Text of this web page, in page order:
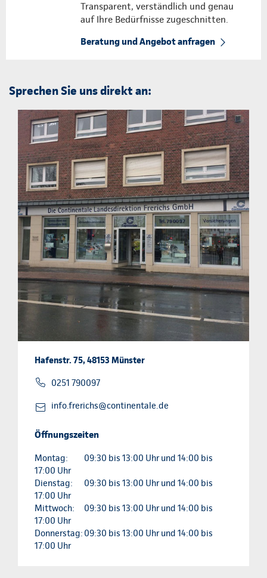
Transparent, verständlich und genau
auf Ihre Bedürfnisse zugeschnitten.
Beratung und Angebot anfragen
Sprechen Sie uns direkt an:
Hafenstr. 75, 48153 Münster
0251 790097
info.frerichs@continentale.de
Öffnungszeiten
Montag:
09:30 bis 13:00 Uhr und 14:00 bis
17:00 Uhr
Dienstag:
09:30 bis 13:00 Uhr und 14:00 bis
17:00 Uhr
Mittwoch:
09:30 bis 13:00 Uhr und 14:00 bis
17:00 Uhr
Donnerstag: 09:30 bis 13:00 Uhr und 14:00 bis
17:00 Uhr